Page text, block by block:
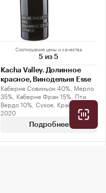
Соотношение цены и качества
5 из 5
Kacha Valley. Долинное
красное, Винодельня Esse
Каберне Совиньон 40%, Мерло
35%, Каберне Фран 15%, Пти
Вердо 10%, Сухое, Красное,
2020
Подробнее